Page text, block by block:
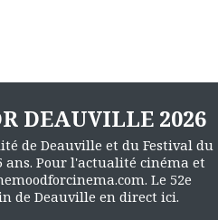
DEAUVILLE 2026
de Deauville et du Festival du
ans. Pour l'actualité cinéma et
Le 52e
de Deauville en direct ici.